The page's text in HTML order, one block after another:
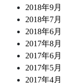
2018年9月
2018年7月
2018年6月
2017年8月
2017年6月
2017年5月
2017年4月